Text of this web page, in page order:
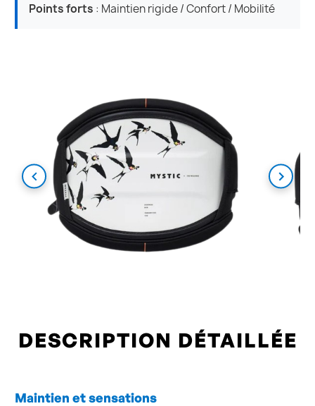
Points forts : Maintien rigide / Confort / Mobilité
DESCRIPTION DÉTAILLÉE
Maintien et sensations